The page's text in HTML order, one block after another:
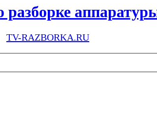
TV-RAZBORKA.RU